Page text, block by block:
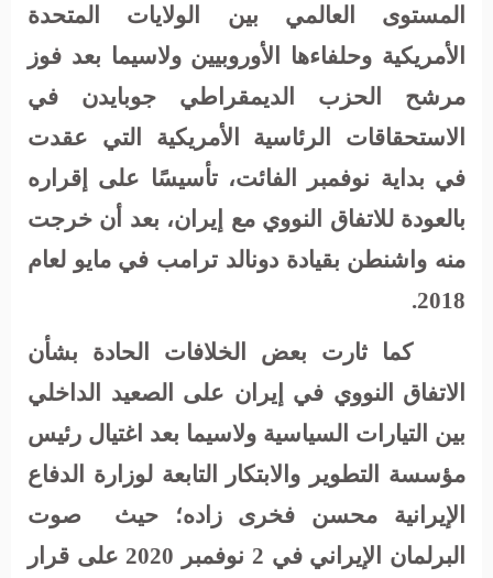
المستوى العالمي بين الولايات المتحدة
الأمريكية وحلفاءها الأوروبيين ولاسيما بعد فوز
مرشح الحزب الديمقراطي جوبايدن في
الاستحقاقات الرئاسية الأمريكية التي عقدت
في بداية نوفمبر الفائت، تأسيسًا على إقراره
بالعودة للاتفاق النووي مع إيران، بعد أن خرجت
منه واشنطن بقيادة دونالد ترامب في مايو لعام
2018.
كما ثارت بعض الخلافات
الحادة بشأن
الاتفاق النووي في إيران على الصعيد الداخلي
بين التيارات السياسية ولاسيما بعد اغتيال رئيس
مؤسسة التطوير والابتكار التابعة لوزارة الدفاع
الإيرانية محسن فخرى زاده؛ حيث
صوت
البرلمان الإيراني في 2 نوفمبر 2020 على قرار